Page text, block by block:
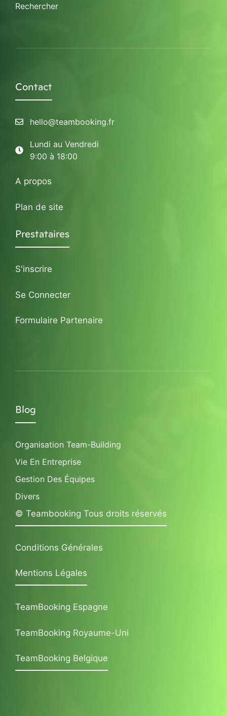
Rechercher
Contact
hello@teambooking.fr
Lundi au Vendredi
9:00 à 18:00
A propos
Plan de site
Prestataires
S'inscrire
Se Connecter
Formulaire Partenaire
Blog
Organisation Team-Building
Vie En Entreprise
Gestion Des Équipes
Divers
© Teambooking Tous droits réservés
Conditions Générales
Mentions Légales
TeamBooking Espagne
TeamBooking Royaume-Uni
TeamBooking Belgique